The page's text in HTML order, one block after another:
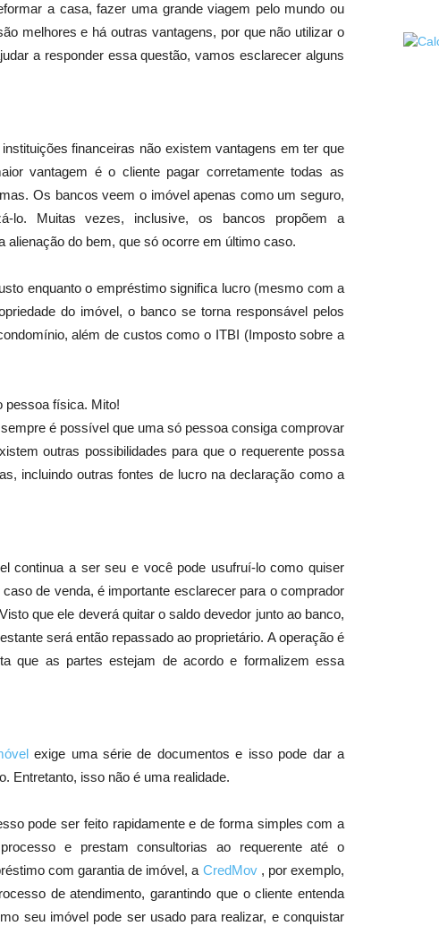
a casa, fazer uma grande viagem pelo mundo ou
melhores e há outras vantagens, por que não utilizar o
a responder essa questão, vamos esclarecer alguns
financeiras não existem vantagens em ter que
vantagem é o cliente pagar corretamente todas as
Os bancos veem o imóvel apenas como um seguro,
lo. Muitas vezes, inclusive, os bancos propõem a
alienação do bem, que só ocorre em último caso.
enquanto o empréstimo significa lucro (mesmo com a
do imóvel, o banco se torna responsável pelos
além de custos como o ITBI (Imposto sobre a
pessoa física. Mito!
é possível que uma só pessoa consiga comprovar
outras possibilidades para que o requerente possa
incluindo outras fontes de lucro na declaração como a
continua a ser seu e você pode usufruí-lo como quiser
de venda, é importante esclarecer para o comprador
que ele deverá quitar o saldo devedor junto ao banco,
será então repassado ao proprietário. A operação é
que as partes estejam de acordo e formalizem essa
exige uma série de documentos e isso pode dar a
Entretanto, isso não é uma realidade.
pode ser feito rapidamente e de forma simples com a
e prestam consultorias ao requerente até o
com garantia de imóvel, a CredMov , por exemplo,
de atendimento, garantindo que o cliente entenda
seu imóvel pode ser usado para realizar, e conquistar